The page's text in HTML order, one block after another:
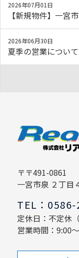
2026年07月01日
【新規物件】一
2026年06月30日
夏季の営業について
〒〒491-0861
一宮市泉 ２丁目
TEL：
定休日：不定休
営業時間：9:00